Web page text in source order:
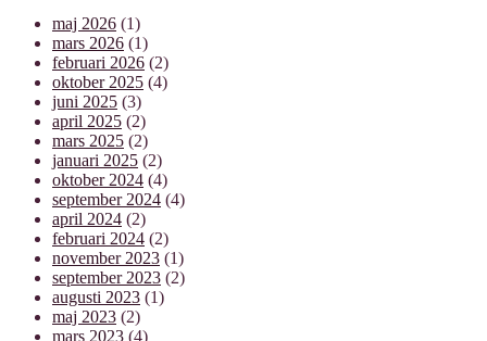
maj 2026 (1)
mars 2026 (1)
februari 2026 (2)
oktober 2025 (4)
juni 2025 (3)
april 2025 (2)
mars 2025 (2)
januari 2025 (2)
oktober 2024 (4)
september 2024 (4)
april 2024 (2)
februari 2024 (2)
november 2023 (1)
september 2023 (2)
augusti 2023 (1)
maj 2023 (2)
mars 2023 (4)